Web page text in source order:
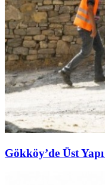
Gökköy’de Üst